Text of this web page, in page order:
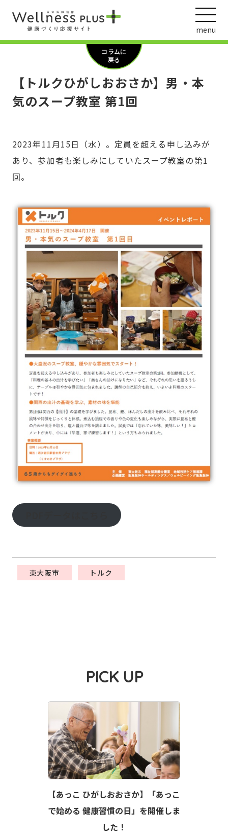
menu
コラムに
戻る
【トルクひがしおおさか】男・本
気のスープ教室 第1回
2023年11月15日（水）。定員を超える申し込みが
あり、参加者も楽しみにしていたスープ教室の第1
回。
東大阪市 トルク
PICK UP
【あっこ ひがしおおさか】「あっこ
で始める 健康習慣の日」を開催しま
した！
ウェルネス動画
阪急阪神ホールディングス
ヘルスケアの取組